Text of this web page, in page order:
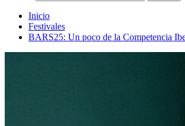
Inicio
Festivales
BARS25: Un poco de la Competencia